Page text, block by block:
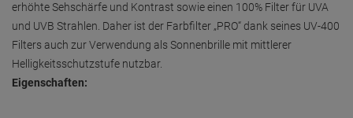
erhöhte Sehschärfe und Kontrast sowie einen 100% Filter für UVA
und UVB Strahlen. Daher ist der Farbfilter „PRO“ dank seines UV-400
Filters auch zur Verwendung als Sonnenbrille mit mittlerer
Helligkeitsschutzstufe nutzbar.
Eigenschaften: